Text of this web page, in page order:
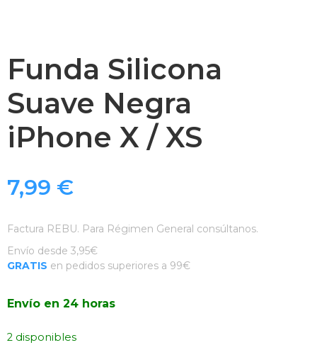
Funda Silicona
Suave Negra
iPhone X / XS
7,99 €
Factura REBU. Para Régimen General consúltanos.
Envío desde 3,95€
GRATIS en pedidos superiores a 99€
Envío en 24 horas
2 disponibles
Accesorios
Garantía Zaraphone